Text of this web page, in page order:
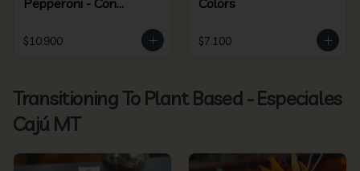
$10.900 $7.100
Transitioning To Plant Based - Especiales
Cajú MT